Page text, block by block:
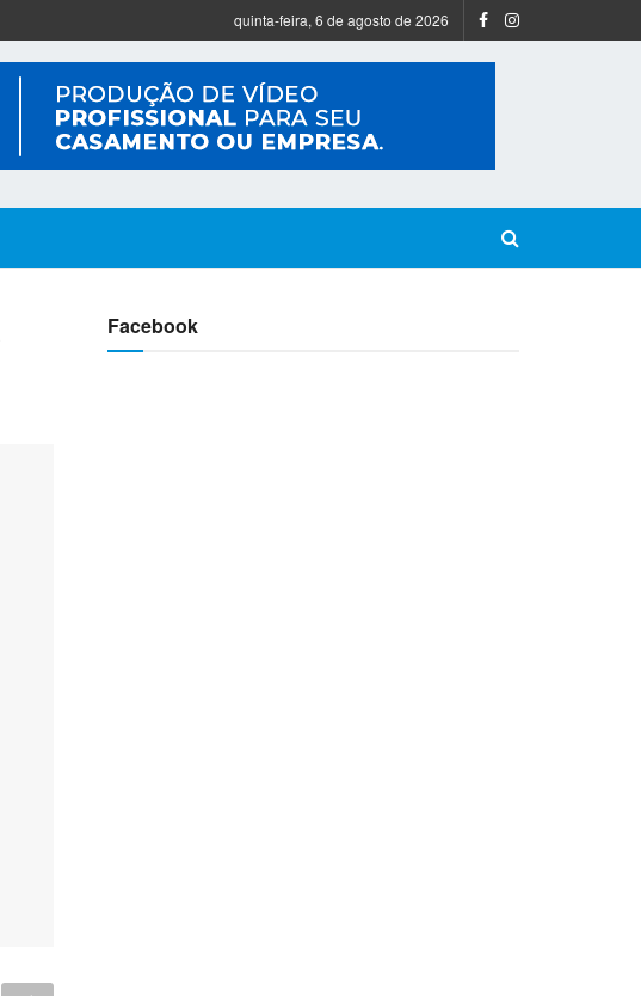
quinta-feira, 6 de agosto de 2026
Facebook